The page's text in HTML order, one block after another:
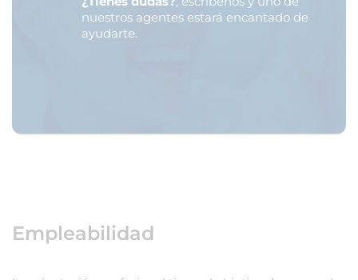
nuestros agentes estará encantado de
ayudarte.
Empleabilidad